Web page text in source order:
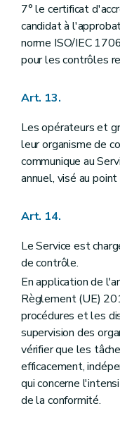
7° le certificat
candidat à
norme ISO/IEC
pour les contrôles
Art. 13.
Les opérateurs et
leur organisme de
communique au
annuel, visé au
Art. 14.
Le Service est
de contrôle.
En application de
Règlement (UE)
procédures et les
supervision des
vérifier que les
efficacement,
qui concerne
de la conformité.